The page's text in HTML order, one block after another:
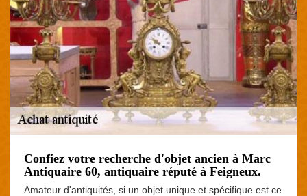
Confiez votre recherche d'objet ancien à Marc
Antiquaire 60, antiquaire réputé à Feigneux.
Amateur d'antiquités, si un objet unique et spécifique est ce